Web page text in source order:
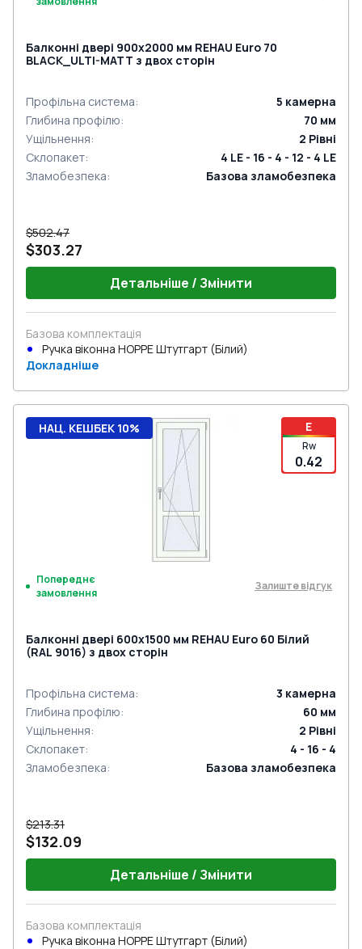
Балконні двері 900x2000 мм REHAU Euro 70
BLACK_ULTI-MATT з двох сторін
Профільна система: 5 камерна
Глибина профілю: 70 мм
Ущільнення: 2 Рівні
Склопакет:
4 LE - 16 - 4 - 12 - 4 LE
Зламобезпека: Базова зламобезпека
$502.47
$303.27
Детальніше / Змінити
Базова комплектація
Ручка віконна HOPPE Штутгарт (Білий)
Докладніше
E
Rw
0.42
НАЦ. КЕШБЕК 10%
Попереднє
замовлення
Залиште відгук
Балконні двері 600x1500 мм REHAU Euro 60 Білий
(RAL 9016) з двох сторін
Профільна система: 3 камерна
Глибина профілю: 60 мм
Ущільнення: 2 Рівні
Склопакет:
4 - 16 - 4
Зламобезпека: Базова зламобезпека
$213.31
$132.09
Детальніше / Змінити
Базова комплектація
Ручка віконна HOPPE Штутгарт (Білий)